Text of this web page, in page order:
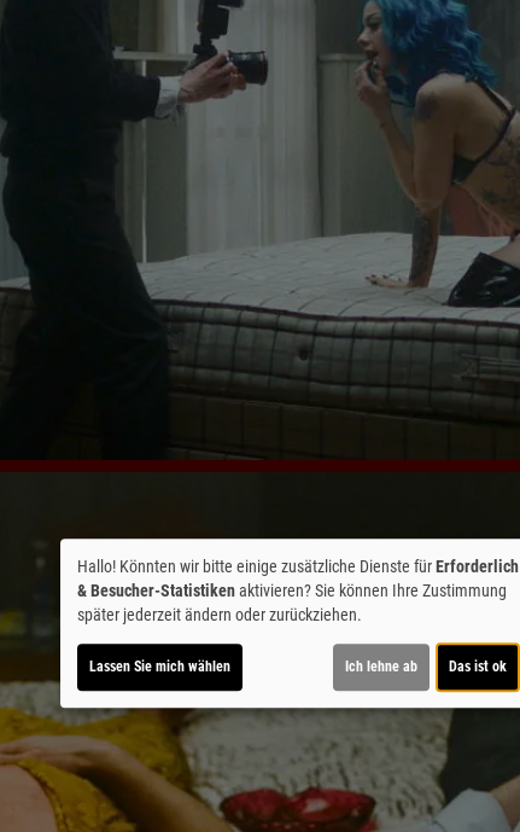
Hallo! Könnten wir bitte einige zusätzliche Dienste fürErforderlich
& Besucher-Statistikenaktivieren? Sie können Ihre Zustimmung
später jederzeit ändern oder zurückziehen.
Lassen Sie mich wählen Ich lehne ab Das ist ok